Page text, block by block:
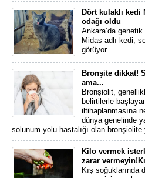
Dört kulaklı
odağı oldu
Ankara’da
Midas adlı kedi,
görüyor.
Bronşite dikkat!
ama...
Bronşiolit,
belirtilerle
iltihaplanmasına
dünya genelinde
solunum yolu hastalığı olan bronşiolite
Kilo vermek
zarar
Kış soğuklarında